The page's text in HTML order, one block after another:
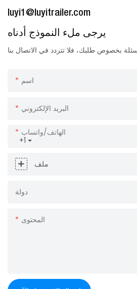
luyi1@luyitrailer.com
يرجى ملء النموذج أدناه
اسم
البريد الإلكتروني
+1
الهاتف/واتساب
ملف
دولة
المحتوى